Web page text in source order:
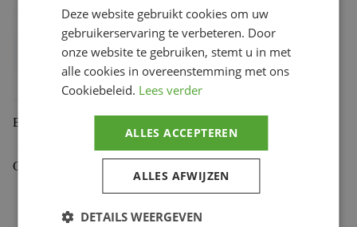
Bihr productcode 1108905001,383.43.C45
Productmerk
Beoordelingen (0)
Gekoppelde Motoren
Deze website gebruikt cookies om uw
gebruikerservaring te verbeteren. Door
onze website te gebruiken, stemt u in met
alle cookies in overeenstemming met ons
Cookiebeleid. Lees verder
ALLES ACCEPTEREN
ALLES AFWIJZEN
DETAILS WEERGEVEN